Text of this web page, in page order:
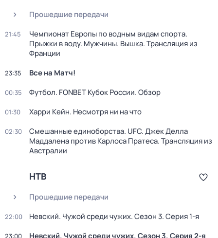
Прошедшие передачи
21:45
Чемпионат Европы по водным видам спорта.
Прыжки в воду. Мужчины. Вышка. Трансляция из
Франции
23:35 Все на Матч!
00:35 Футбол. FONBET Кубок России. Обзор
01:30 Харри Кейн. Несмотря ни на что
02:30
Смешанные единоборства. UFC. Джек Делла
Маддалена против Карлоса Пратеса. Трансляция из
Австралии
НТВ
Прошедшие передачи
22:00 Невский. Чужой среди чужих. Сезон 3. Серия 1-я
23:00 Невский. Чужой среди чужих. Сезон 3. Серия 2-я